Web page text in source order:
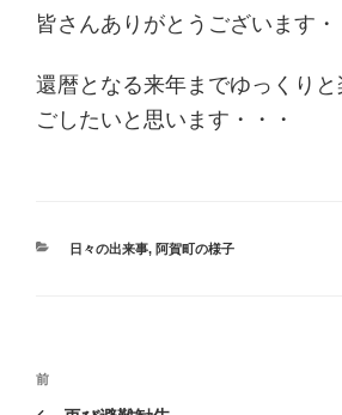
皆さんありがとうございます・
還暦となる来年までゆっくり
ごしたいと思います・・・
カ
日々の出来事, 阿賀町の様子
投
過
去
前